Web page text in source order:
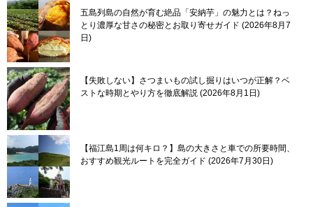
五島列島の自然が育む絶品「安納芋」の魅力とは？ねっ
とり濃厚な甘さの秘密とお取り寄せガイド 2026年8月7
日
【失敗しない】さつまいもの試し掘りはいつが正解？ベ
ストな時期とやり方を徹底解説 2026年8月1日
【福江島1周は何キロ？】島の大きさと車での所要時間、
おすすめ観光ルートを完全ガイド 2026年7月30日